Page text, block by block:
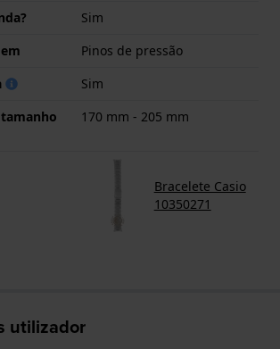
Sim
Pinos de pressão
Sim
170 mm - 205 mm
Bracelete Casio
10350271
utilizador